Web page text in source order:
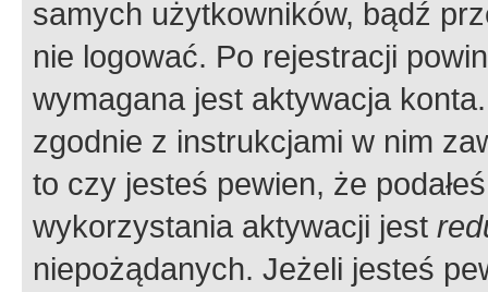
samych użytkowników, bądź
nie logować. Po rejestracji
wymagana jest aktywacja
zgodnie z instrukcjami w nim
to czy jesteś pewien, że
wykorzystania aktywacji jest
niepożądanych. Jeżeli jesteś